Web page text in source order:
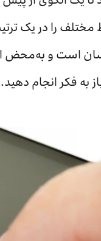
مختلف را در یک
آسان است و
به فکر انجام دهید.